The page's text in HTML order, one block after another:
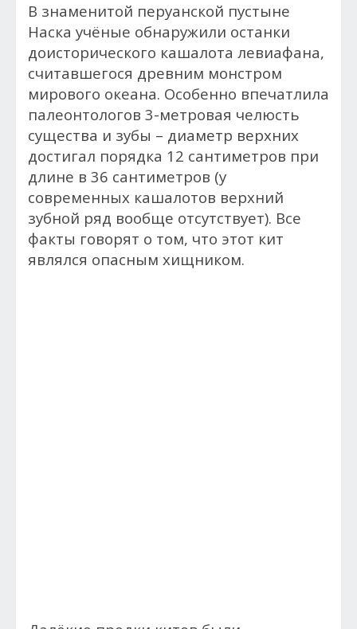
В знаменитой перуанской пустыне
Наска учёные обнаружили останки
доисторического кашалота левиафана,
считавшегося древним монстром
мирового океана. Особенно впечатлила
палеонтологов 3-метровая челюсть
существа и зубы – диаметр верхних
достигал порядка 12 сантиметров при
длине в 36 сантиметров (у
современных кашалотов верхний
зубной ряд вообще отсутствует). Все
факты говорят о том, что этот кит
являлся опасным хищником.